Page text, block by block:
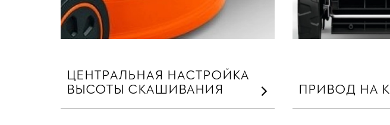
ЦЕНТРАЛЬНАЯ НАСТРОЙКА
ВЫСОТЫ СКАШИВАНИЯ
ПРИВОД НА